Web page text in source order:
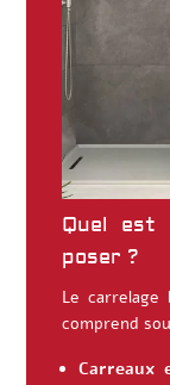
Quel est
poser ?
Le carrelage
comprend
Carreaux